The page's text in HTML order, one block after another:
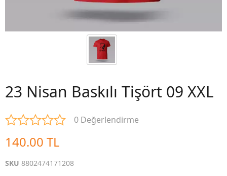
23 Nisan Baskılı Tişört 09 XXL
0 Değerlendirme
140.00 TL
SKU 8802474171208